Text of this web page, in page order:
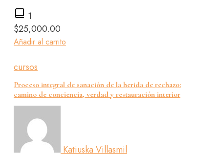
1
$25,000.00
Añadir al carrito
cursos
Proceso integral de sanación de la herida de rechazo:
camino de conciencia, verdad y restauración interior
Katiuska Villasmil